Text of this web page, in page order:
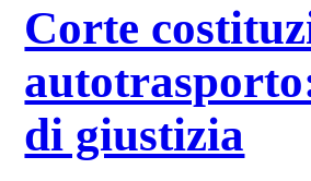
Corte
di giustizia